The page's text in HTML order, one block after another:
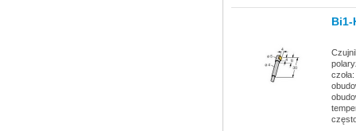
Bi1-